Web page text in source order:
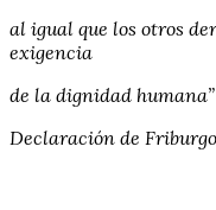
al igual que los otros
exigencia
de la dignidad humana”
Declaración de Friburgo